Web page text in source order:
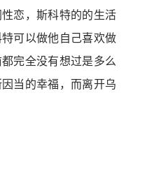
恋，斯科特的的生活
可以做他自己喜欢做
完全没有想过是多么
当的幸福，而离开乌